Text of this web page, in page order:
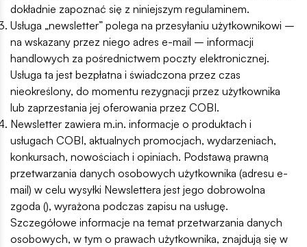
dokładnie zapoznać się z niniejszym regulaminem.
Usługa „newsletter” polega na przesyłaniu użytkownikowi –
na wskazany przez niego adres e-mail – informacji
handlowych za pośrednictwem poczty elektronicznej.
Usługa ta jest bezpłatna i świadczona przez czas
nieokreślony, do momentu rezygnacji przez użytkownika
lub zaprzestania jej oferowania przez COBI.
Newsletter zawiera m.in. informacje o produktach i
usługach COBI, aktualnych promocjach, wydarzeniach,
konkursach, nowościach i opiniach. Podstawą prawną
przetwarzania danych osobowych użytkownika (adresu e-
mail) w celu wysyłki Newslettera jest jego dobrowolna
zgoda (), wyrażona podczas zapisu na usługę.
Szczegółowe informacje na temat przetwarzania danych
osobowych, w tym o prawach użytkownika, znajdują się w